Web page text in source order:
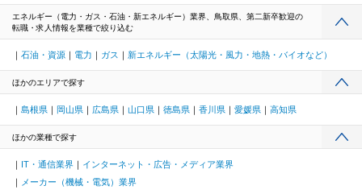
エネルギー（電力・ガス・石油・新エネルギー）業界、鳥取県、第二新卒歓迎の
転職・求人情報を業種で絞り込む
石油・資源 電力 ガス 新エネルギー（太陽光・風力・地熱・バイオなど）
ほかのエリアで探す
島根県 岡山県 広島県 山口県 徳島県 香川県 愛媛県 高知県
ほかの業種で探す
IT・通信業界
インターネット・広告・メディア業界
メーカー（機械・電気）業界